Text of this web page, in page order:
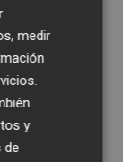
medir
y
de